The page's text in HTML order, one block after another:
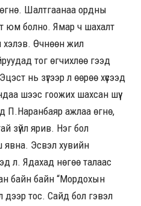
Шалтгаанаа ордны
юм болно. Ямар ч шахалт
хэлэв. Өчнөөн жил
тог өгчихлөө гээд
нь зүгээр л өөрөө хүсээд
шээс гоожих шахсан шүү.
П.Наранбаяр ажлаа өгнө,
зүйл ярив. Нэг бол
явна. Эсвэл хувийн
л. Ядахад нөгөө талаас
байн байн “Мордохын
дээр тос. Сайд бол гэвэл